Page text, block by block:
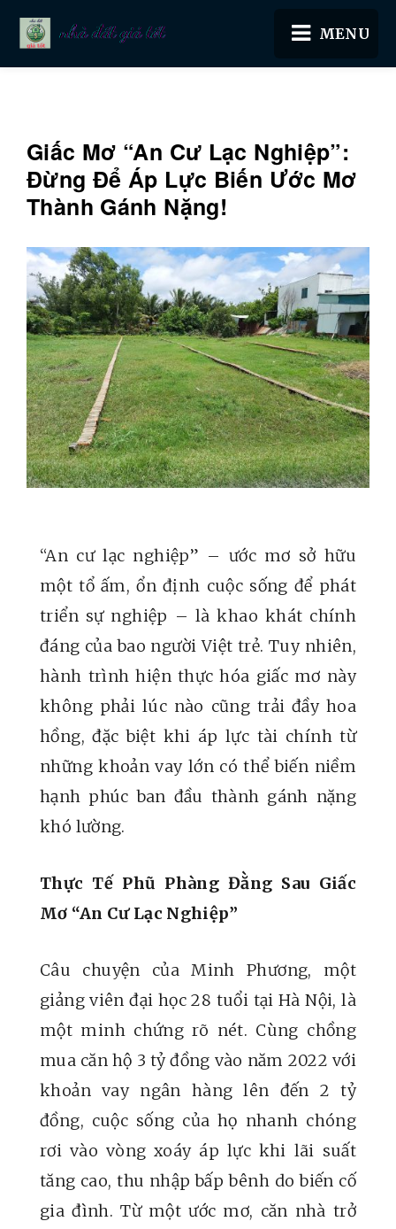
Nhà đất giá tốt
Giấc Mơ “An Cư Lạc Nghiệp”:
Đừng Để Áp Lực Biến Ước Mơ
Thành Gánh Nặng!
“An cư lạc nghiệp” – ước mơ sở hữu
một tổ ấm, ổn định cuộc sống để phát
triển sự nghiệp – là khao khát chính
đáng của bao người Việt trẻ. Tuy nhiên,
hành trình hiện thực hóa giấc mơ này
không phải lúc nào cũng trải đầy hoa
hồng, đặc biệt khi áp lực tài chính từ
những khoản vay lớn có thể biến niềm
hạnh phúc ban đầu thành gánh nặng
khó lường.
Thực Tế Phũ Phàng Đằng Sau Giấc
Mơ “An Cư Lạc Nghiệp”
Câu chuyện của Minh Phương, một
giảng viên đại học 28 tuổi tại Hà Nội, là
một minh chứng rõ nét. Cùng chồng
mua căn hộ 3 tỷ đồng vào năm 2022 với
khoản vay ngân hàng lên đến 2 tỷ
đồng, cuộc sống của họ nhanh chóng
rơi vào vòng xoáy áp lực khi lãi suất
tăng cao, thu nhập bấp bênh do biến cố
gia đình. Từ một ước mơ, căn nhà trở